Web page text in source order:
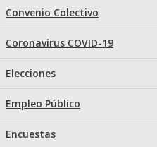
Convenio Colectivo
Coronavirus COVID-19
Elecciones
Empleo Público
Encuestas